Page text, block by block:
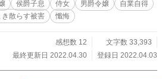
アーサーは、驚愕した！ 自分を襲ったのが妻
け落ち後の悲劇の数々。 愛し合う夫婦に、捨
いた。 「小説家になろう」「カ
侯爵子息 侍女 男爵令嬢
自業自得
き散らす被害 懺悔
感想数 12
文字数 33,393
最終更新日 2022.04.30
登録日 2022.04.03